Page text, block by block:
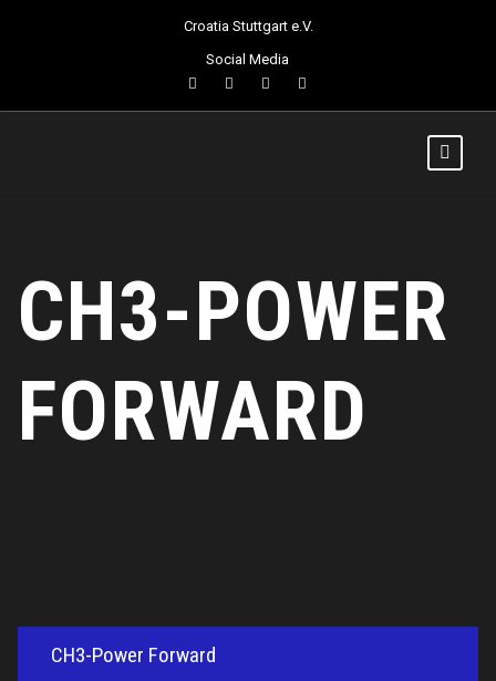
Croatia Stuttgart e.V.
Social Media
CH3-POWER
FORWARD
CH3-Power Forward